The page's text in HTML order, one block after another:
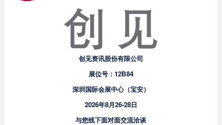
创见资讯股份有限公司
展位号： 12B84
深圳国际会展中心（宝安）
2026年8月26-28日
与您线下面对面交流洽谈